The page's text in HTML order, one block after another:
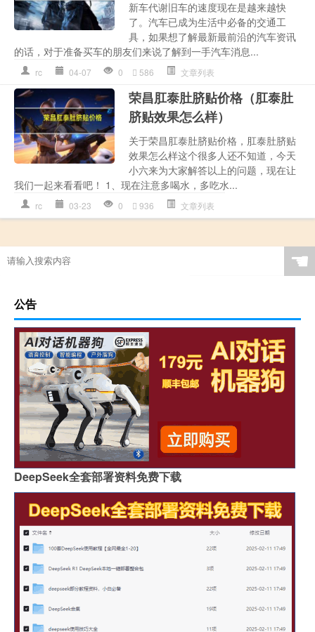
新车代谢旧车的速度现在是越来越快
了。汽车已成为生活中必备的交通工
具，如果想了解最新最前沿的汽车资讯
的话，对于准备买车的朋友们来说了解到一手汽车消息...
rc 04-07 0 586 文章列表
荣昌肛泰肚脐贴价格（肛泰肚
脐贴效果怎么样）
关于荣昌肛泰肚脐贴价格，肛泰肚脐贴
效果怎么样这个很多人还不知道，今天
小六来为大家解答以上的问题，现在让
我们一起来看看吧！ 1、现在注意多喝水，多吃水...
rc 03-23 0 936 文章列表
☚
公告
DeepSeek全套部署资料免费下载